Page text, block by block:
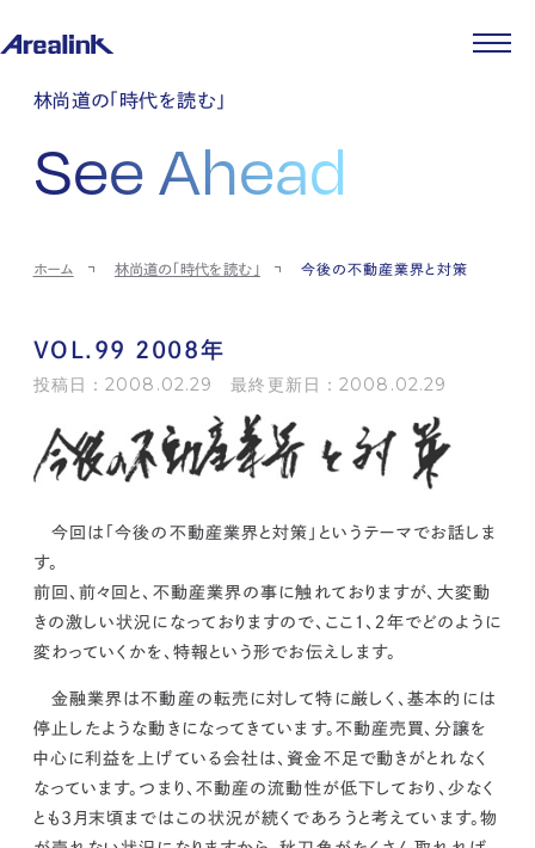
企業情報
企業理念
会社概要
コーポレートガバナンス
ストレージ事業
パートナー制度
土地権利整備事業
IR情報
IRカレンダー
IRポリシー
ストレージ室数実績
個人投資家の皆様へ
よくある質問・用語集
ニュース
商品情報
先輩社員インタビュー
中途採用
kur
土地活用
エリアリンクグループ ジャパントランクル
カスタマーハラスメントポリ
シー
プライバシーポリシー
情報セキュリティ・DX方針及び戦略 サイトマップ
©2025 AREALINK.
林尚道の「時代を読む」
See Ahead
ホーム 林尚道の「時代を読む」 今後の不動産業界と対策
VOL.99 2008年
投稿日：2008.02.29 最終更新日：2008.02.29
今回は「今後の不動産業界と対策」というテーマでお話しま
す。
前回、前々回と、不動産業界の事に触れておりますが、 大変動
きの激しい状況になっておりますので、ここ１、２年でどのように
変わっていくかを、特報という形でお伝えします。
金融業界は不動産の転売に対して特に厳しく、基本的には
停止したような動き になってきています。不動産売買、分譲を
中心に利益を上げている会社は、資金不足で動きがとれなく
なっています。つまり、 不動産の流動性が低下しており、少なく
とも3月末頃まではこの状況が続くであろうと考えています。 物